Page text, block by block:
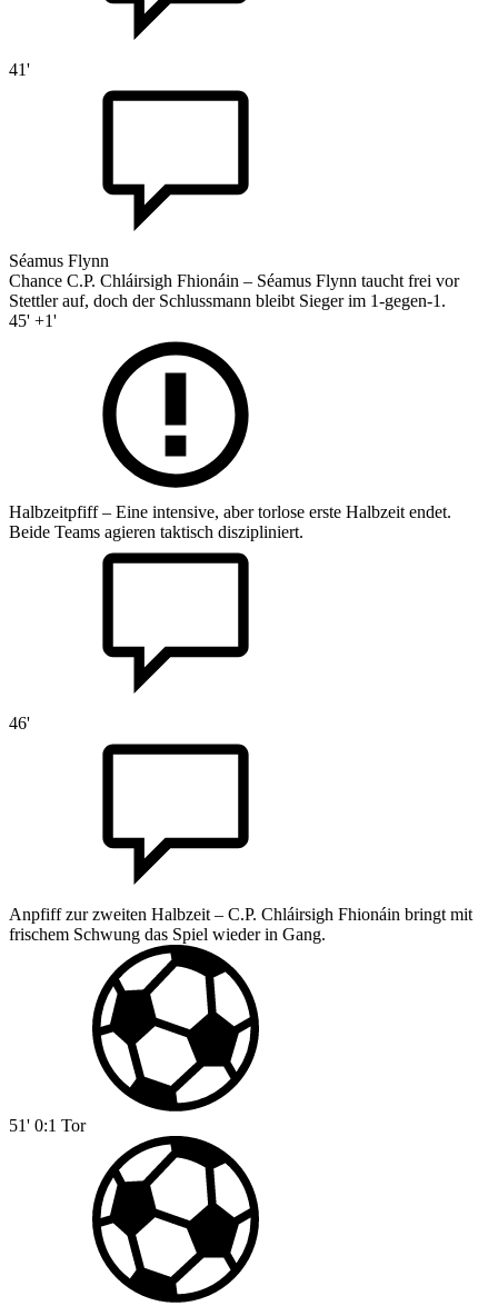
41'
Séamus Flynn
Chance C.P. Chláirsigh Fhionáin – Séamus Flynn taucht frei vor
Stettler auf, doch der Schlussmann bleibt Sieger im 1-gegen-1.
45' +1'
Halbzeitpfiff – Eine intensive, aber torlose erste Halbzeit endet.
Beide Teams agieren taktisch diszipliniert.
46'
Anpfiff zur zweiten Halbzeit – C.P. Chláirsigh Fhionáin bringt mit
frischem Schwung das Spiel wieder in Gang.
51' 0:1 Tor